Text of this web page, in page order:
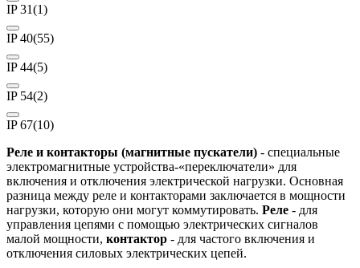
IP 31(1)
IP 40(55)
IP 44(5)
IP 54(2)
IP 67(10)
Реле и контакторы (магнитные пускатели) - специальные
электромагнитные устройства-«переключатели» для
включения и отключения электрической нагрузки. Основная
разница между реле и контакторами заключается в мощности
нагрузки, которую они могут коммутировать. Реле - для
управления цепями с помощью электрических сигналов
малой мощности, контактор - для частого включения и
отключения силовых электрических цепей.